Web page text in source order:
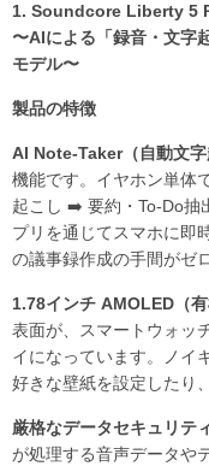
1. Soundcore Liberty 5
〜AIによる「録音・文字
モデル〜
製品の特徴
AI Note-Taker（自動文字
機能です。イヤホン単体
起こし ➡️ 要約・To-Do抽
プリを通じてスマホに即
の議事録作成の手間がゼ
1.78インチ AMOLED（
表面が、スマートウォッ
イになっています。ノイ
好きな壁紙を設定したり
厳格なデータセキュリテ
が処理する音声データや